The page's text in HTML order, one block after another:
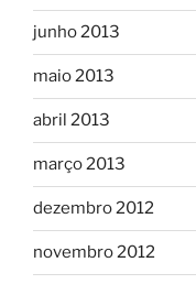
junho 2013
maio 2013
abril 2013
março 2013
dezembro 2012
novembro 2012